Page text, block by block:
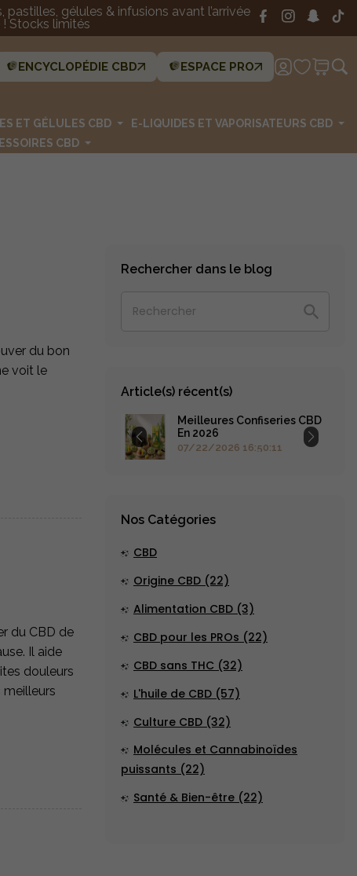
gélules & infusions avant l’arrivée
Stocks limités
ENCYCLOPÉDIE CBD ESPACE PRO
ET GÉLULES CBD
E-LIQUIDES ET VAPORISATEURS CBD
CBD
du bon
voit le
du CBD de
Il aide
douleurs
meilleurs
Rechercher dans le blog

Article(s) récent(s)
Meilleures Confiseries CBD
En 2026
07/22/2026 16:50:11
Nos Catégories
CBD
Origine CBD (22)
Alimentation CBD (3)
CBD pour les PROs (22)
CBD sans THC (32)
L'huile de CBD (57)
Culture CBD (32)
Molécules et Cannabinoïdes
puissants (22)
Santé & Bien-être (22)